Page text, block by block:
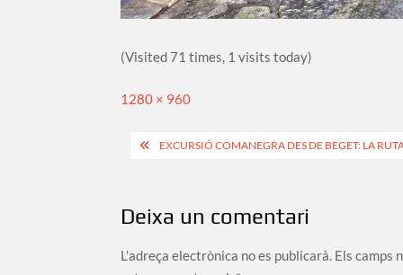
(Visited 71 times, 1 visits today)
Full
1280 × 960
Navegació
EXCURSIÓ COMANEGRA DES DE BEGET: LA
Deixa un comentari
L'adreça electrònica no es publicarà. Els camps